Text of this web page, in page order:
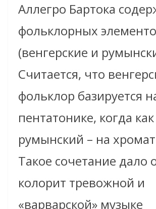
Аллегро Бартока
фольклорных
(венгерские и
Считается, что
фольклор базируется
пентатонике, когда как
румынский – на
Такое сочетание дало
колорит тревожной и
«варварской» музыке